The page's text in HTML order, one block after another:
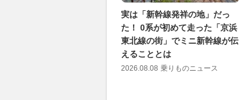
実は「新幹線発祥の地」だっ
た！ 0系が初めて走った「京浜
東北線の街」でミニ新幹線が伝
えることとは
2026.08.08 乗りものニュース